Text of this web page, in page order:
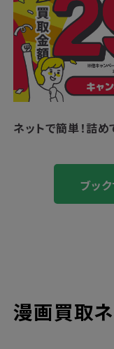
ネットで簡単！詰め
ブッ
漫画買取